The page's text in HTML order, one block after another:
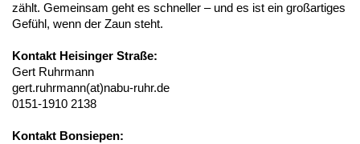
zählt. Gemeinsam geht es schneller – und es ist ein großartiges
Gefühl, wenn der Zaun steht.
Kontakt Heisinger Straße:
Gert Ruhrmann
gert.ruhrmann(at)nabu-ruhr.de
0151-1910 2138
Kontakt Bonsiepen: